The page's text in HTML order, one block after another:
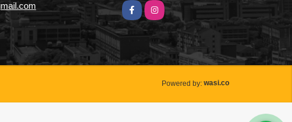
Facebook
Instagram
Powered by: wasi.co